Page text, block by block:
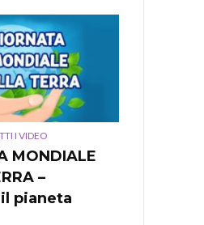
I VIDEO
MONDIALE
–
pianeta